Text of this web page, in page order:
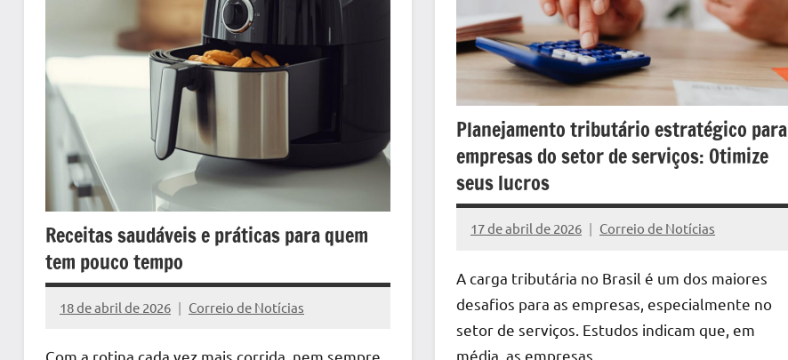
Receitas saudáveis e práticas para quem
tem pouco tempo
18 de abril de 2026 Correio de Notícias
Nenhum
Com a rotina cada vez mais corrida, nem sempre
Planejamento tributário estratégico para
empresas do setor de serviços: Otimize
seus lucros
17 de abril de 2026 Correio de Notícias
Nenhum
A carga tributária no Brasil é um dos maiores
desafios para as empresas, especialmente no
setor de serviços. Estudos indicam que, em
média, as empresas …